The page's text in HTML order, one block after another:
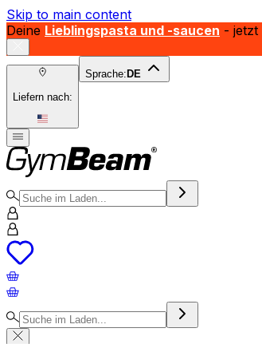
Skip to main content
Deine Lieblingspasta und -saucen - jetzt
Liefern nach:
Sprache: DE